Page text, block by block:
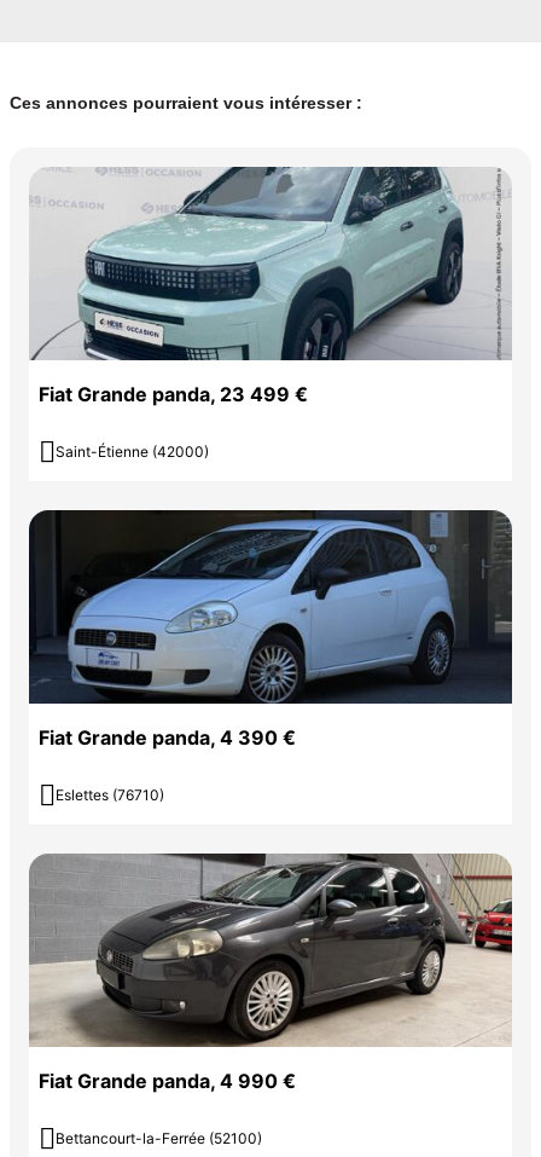
Ces annonces pourraient vous intéresser :
Fiat Grande panda, 23 499 €
 Saint-Étienne (42000)
Fiat Grande panda, 4 390 €
 Eslettes (76710)
Fiat Grande panda, 4 990 €
 Bettancourt-la-Ferrée (52100)